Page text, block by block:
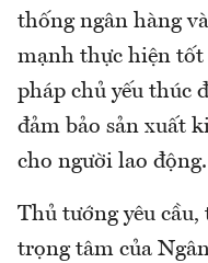
thống ngân hàng
mạnh thực hiện tốt
pháp chủ yếu thúc
đảm bảo sản xuất
cho người lao động.
Thủ tướng yêu
trọng tâm của